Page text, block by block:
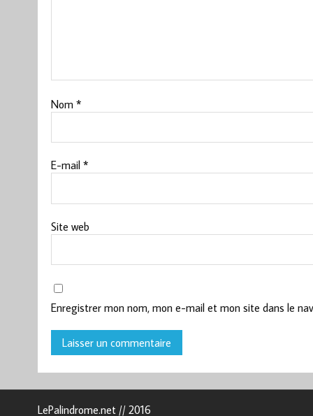
Nom *
E-mail *
Site web
Enregistrer mon nom, mon e-mail et mon site dans le
LePalindrome.net // 2016